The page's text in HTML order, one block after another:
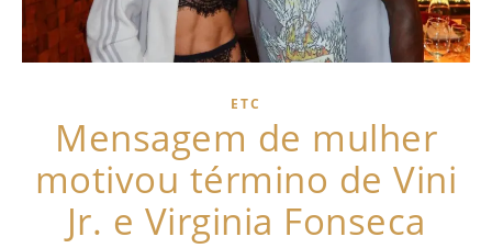
ETC
Mensagem de mulher
motivou término de Vini
Jr. e Virginia Fonseca